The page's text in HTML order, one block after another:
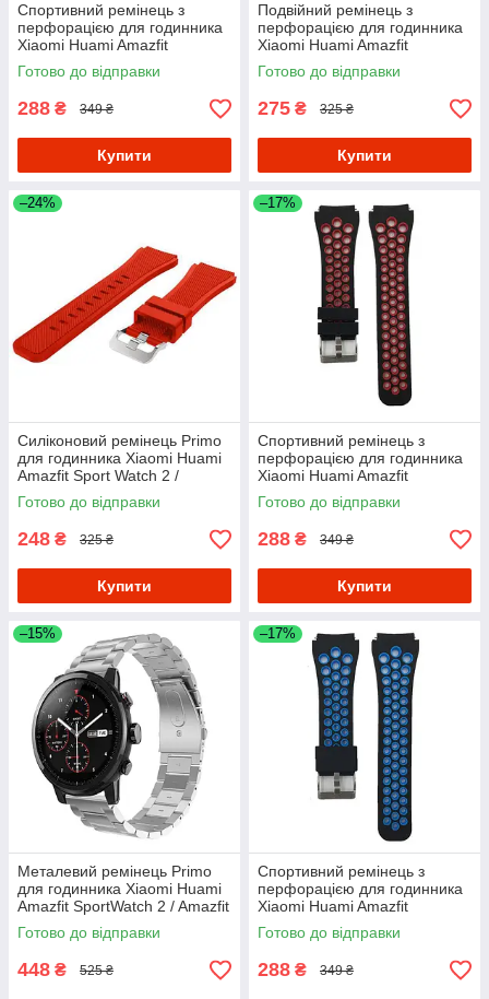
Спортивний ремінець з
перфорацією для годинника
Xiaomi Huami Amazfit
SportWatch 2 / Amazfit Stratos
- Black&Green
Готово до відправки
288 ₴ 349 ₴
Купити
Подвійний ремінець з
перфорацією для годинника
Xiaomi Huami Amazfit
SportWatch 2/Amazfit Stratos -
Black&White
Готово до відправки
275 ₴ 325 ₴
Купити
–24%
Силіконовий ремінець Primo
для годинника Xiaomi Huami
Amazfit Sport Watch 2 /
Amazfit Stratos - Red
Готово до відправки
248 ₴ 325 ₴
Купити
–17%
Спортивний ремінець з
перфорацією для годинника
Xiaomi Huami Amazfit
SportWatch 2 / Amazfit Stratos
- Black&Red
Готово до відправки
288 ₴ 349 ₴
Купити
–15%
Металевий ремінець Primo
для годинника Xiaomi Huami
Amazfit SportWatch 2 / Amazfit
Stratos - Silver
Готово до відправки
448 ₴ 525 ₴
–17%
Спортивний ремінець з
перфорацією для годинника
Xiaomi Huami Amazfit
SportWatch 2 / Amazfit Stratos
- Black&Blue
Готово до відправки
288 ₴ 349 ₴